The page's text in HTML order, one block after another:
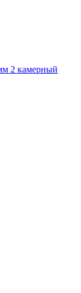
2 камерный